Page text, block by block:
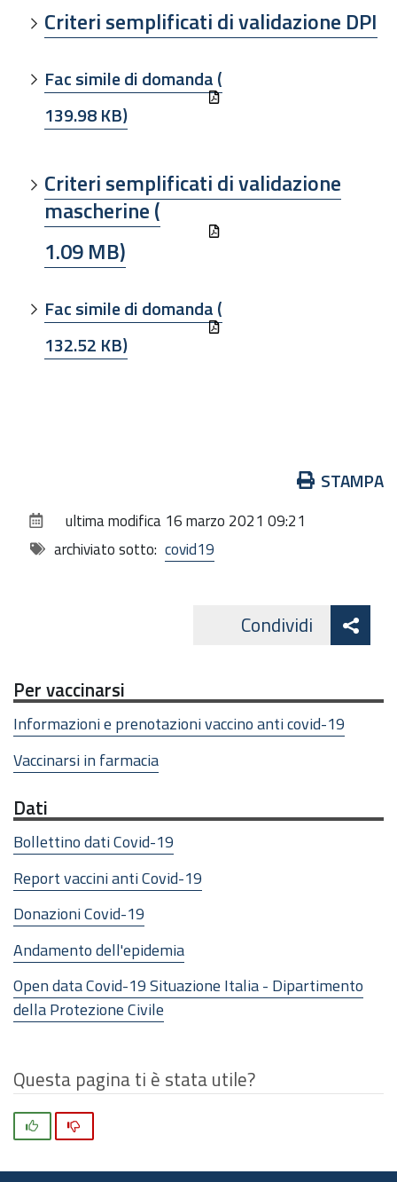
Criteri semplificati di validazione DPI
Fac simile di domanda (
139.98 KB)
Criteri semplificati di validazione
mascherine (
1.09 MB)
Fac simile di domanda (
132.52 KB)
documento
STAMPA
ultima modifica 16 marzo 2021 09:21
archiviato sotto: covid19
Condividi
Per vaccinarsi
Informazioni e prenotazioni vaccino anti covid-19
Vaccinarsi in farmacia
Dati
Bollettino dati Covid-19
Report vaccini anti Covid-19
Donazioni Covid-19
Andamento dell'epidemia
Open data Covid-19 Situazione Italia - Dipartimento
della Protezione Civile
Questa pagina ti è stata utile?